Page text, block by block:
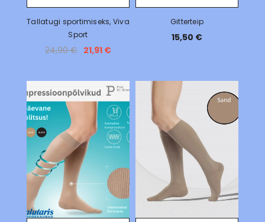
Tallatugi sportimiseks, Viva
Sport
24,90 € 21,91 €
Gitterteip
15,50 €